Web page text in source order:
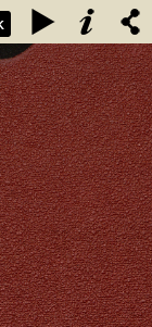
janvier 1885 -